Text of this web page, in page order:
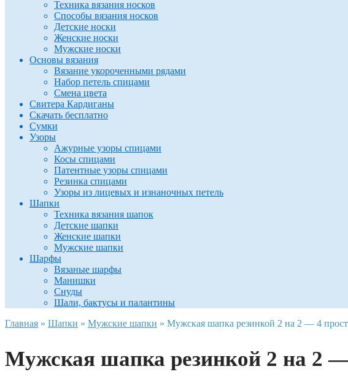
Техника вязания носков
Способы вязания носков
Детские носки
Женские носки
Мужские носки
Основы вязания
Вязание укороченными рядами
Набор петель спицами
Смена цвета
Свитера Кардиганы
Скачать бесплатно
Сумки
Узоры
Ажурные узоры спицами
Косы спицами
Патентные узоры спицами
Резинка спицами
Узоры из лицевых и изнаночных петель
Шапки
Техника вязания шапок
Детские шапки
Женские шапки
Мужские шапки
Шарфы
Вязаные шарфы
Манишки
Снуды
Шали, бактусы и палантины
Главная » Шапки » Мужские шапки » Мужская шапка резинкой 2 на 2 — 4
Мужская шапка резинкой 2 на 2